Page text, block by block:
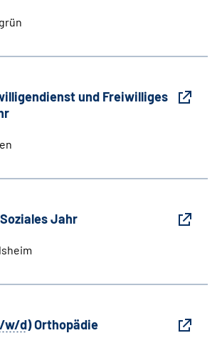
und Freiwilliges
Jahr
w/d) Orthopädie